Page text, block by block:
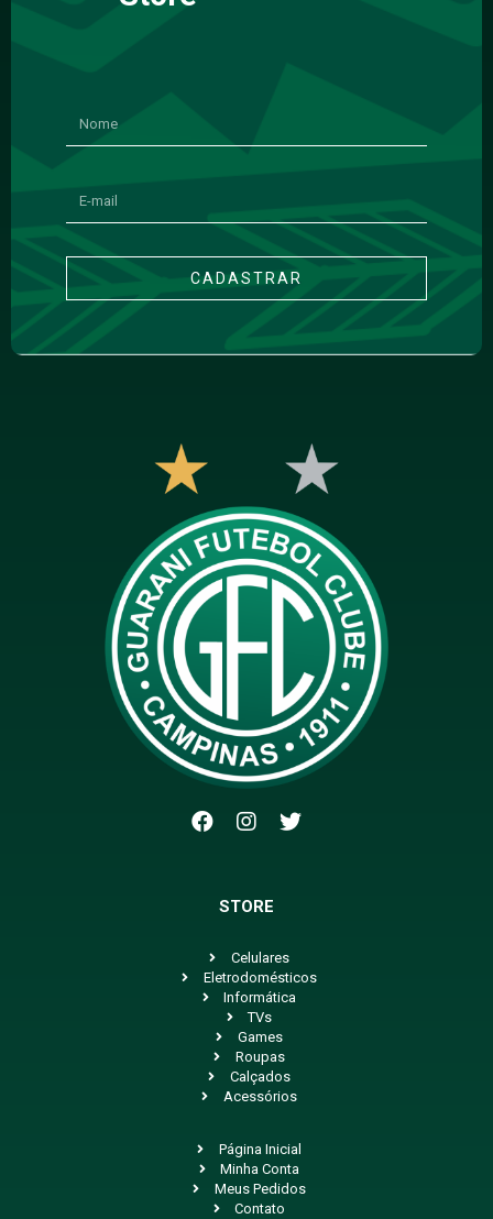
CADASTRAR
STORE
Celulares
Eletrodomésticos
Informática
TVs
Games
Roupas
Calçados
Acessórios
Página Inicial
Minha Conta
Meus Pedidos
Contato